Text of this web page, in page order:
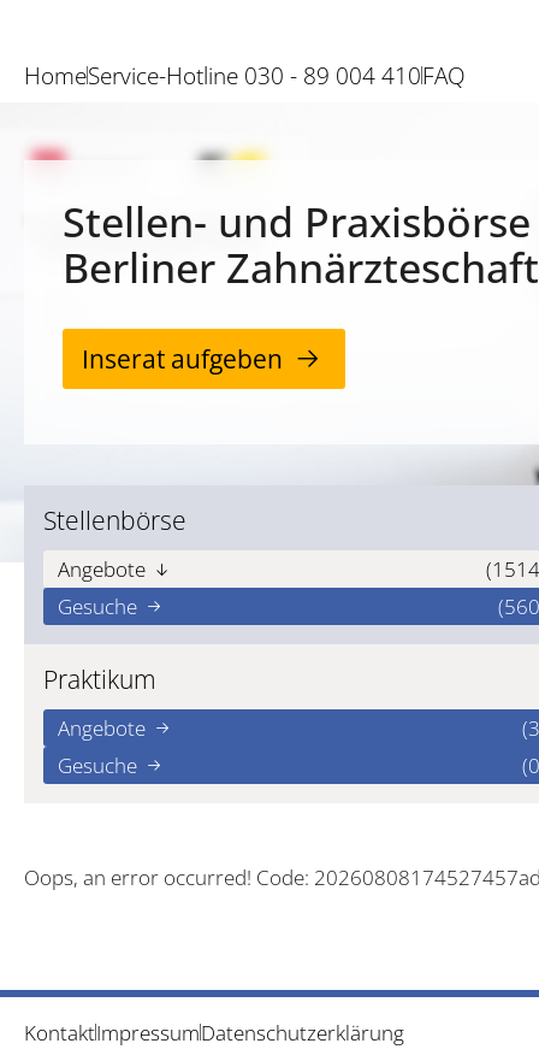
HomeService-Hotline 030 - 89 004 410FAQ
Stellen- und
Berliner Zahnärzteschaft
Inserat aufgeben
Stellenbörse
Angebote
Gesuche
Praktikum
Angebote
Gesuche
Oops, an error occurred! Code:
KontaktImpressumDatenschutzerklärung